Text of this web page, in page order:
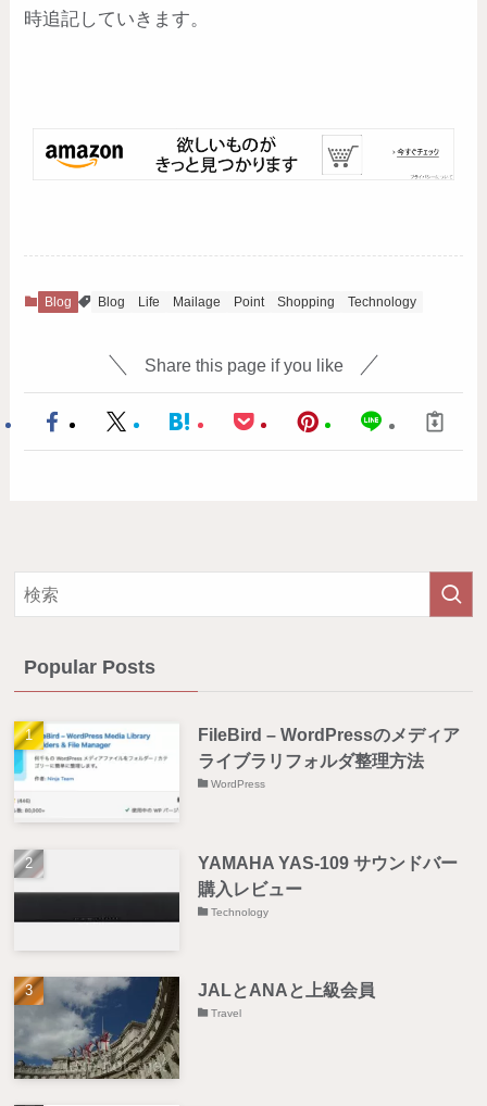
時追記していきます。
Blog Blog Life Mailage Point Shopping Technology
Share this page if you like
Popular Posts
FileBird – WordPressのメディア
ライブラリフォルダ整理方法
WordPress
YAMAHA YAS-109 サウンドバー
購入レビュー
Technology
JALとANAと上級会員
Travel